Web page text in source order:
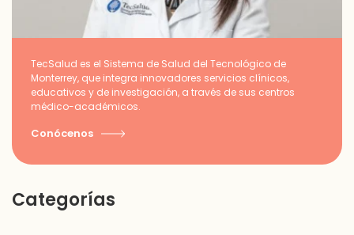
TecSalud es el Sistema de Salud del Tecnológico de
Monterrey, que integra innovadores servicios clínicos,
educativos y de investigación, a través de sus centros
médico-académicos.
Conócenos
Categorías